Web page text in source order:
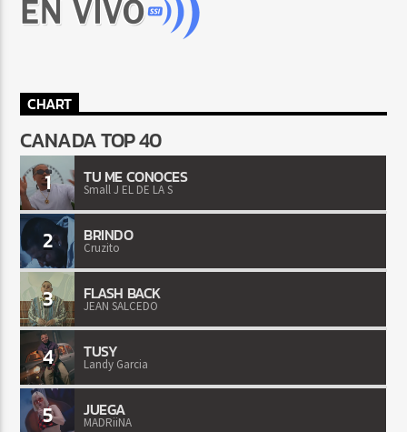
CHART
CANADA TOP 40
1 TU ME CONOCES
Small J EL DE LA S
2 BRINDO
Cruzito
3 FLASH BACK
JEAN SALCEDO
4 TUSY
Landy Garcia
5 JUEGA
MADRiiNA